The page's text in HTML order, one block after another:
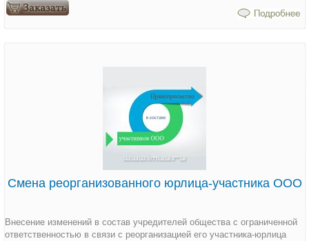
Смена реорганизованного юрлица-участника ООО
Внесение изменений в состав учредителей общества с ограниченной
ответственностью в связи с реорганизацией его участника-юрлица